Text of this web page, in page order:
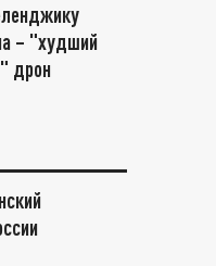
– "худший
дрон